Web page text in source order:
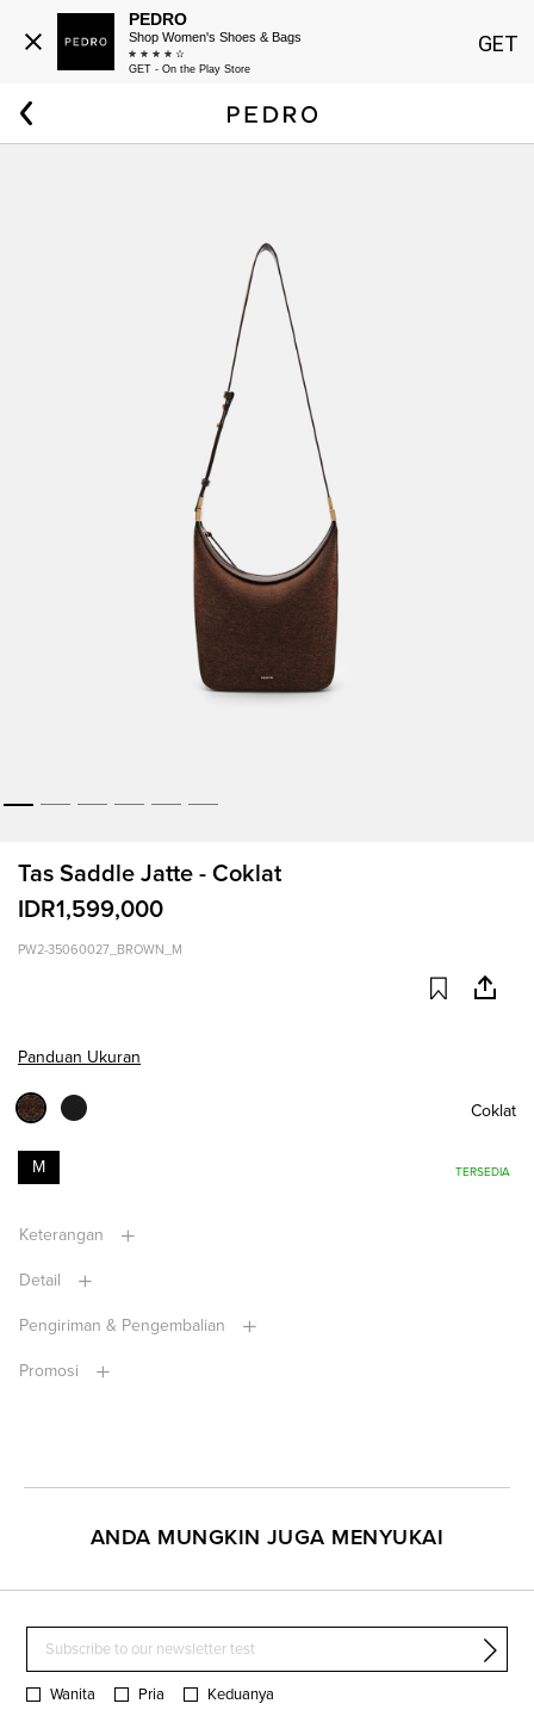
Tas Saddle Jatte - Coklat
IDR1,599,000
PW2-35060027_BROWN_M
Panduan Ukuran
Coklat
M TERSEDIA
Keterangan
Detail
Pengiriman & Pengembalian
Promosi
ANDA MUNGKIN JUGA MENYUKAI
Wanita Pria Keduanya
PEDRO
Shop Women's Shoes & Bags
GET - On the Play Store
GET